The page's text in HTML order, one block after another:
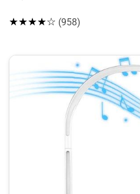
★★★★☆ (958)